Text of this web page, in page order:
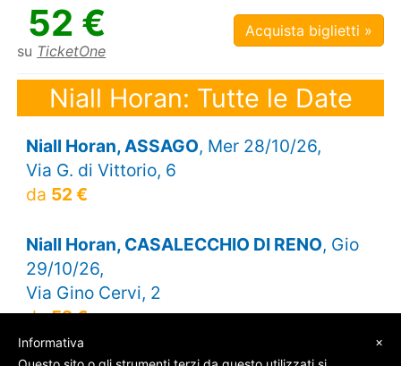
52 €
su TicketOne
Acquista biglietti »
Niall Horan: Tutte le Date
Niall Horan, ASSAGO, Mer 28/10/26,
Via G. di Vittorio, 6
da 52 €
Niall Horan, CASALECCHIO DI RENO, Gio
29/10/26,
Via Gino Cervi, 2
da52 €
×
Informativa